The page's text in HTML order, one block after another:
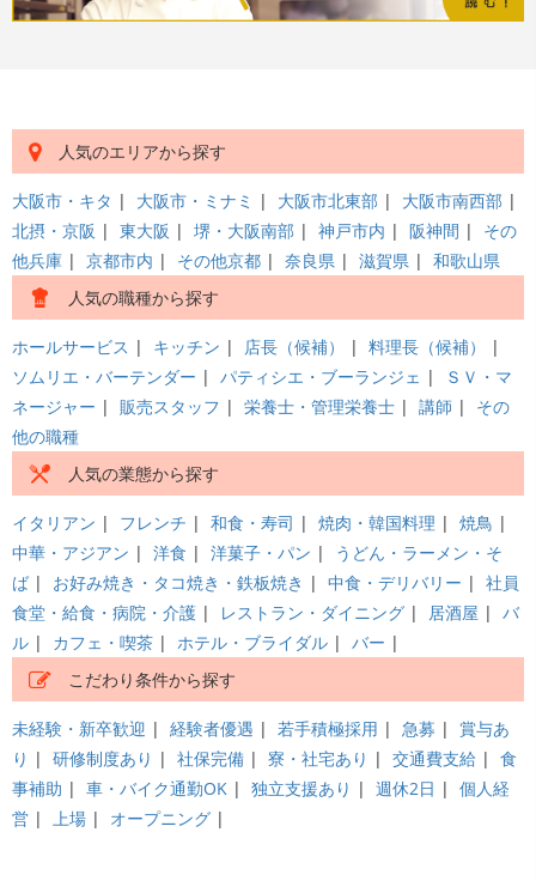
人気のエリアから探す
大阪市・キタ | 大阪市・ミナミ | 大阪市北東部 | 大阪市南西部 |
北摂・京阪 | 東大阪 | 堺・大阪南部 | 神戸市内 | 阪神間 | その
他兵庫 | 京都市内 | その他京都 | 奈良県 | 滋賀県 | 和歌山県
人気の職種から探す
ホールサービス | キッチン | 店長（候補） | 料理長（候補）
|
ソムリエ・バーテンダー | パティシエ・ブーランジェ |
ＳＶ・マ
ネージャー | 販売スタッフ | 栄養士・管理栄養士 | 講師 | その
他の職種
人気の業態から探す
イタリアン | フレンチ | 和食・寿司 | 焼肉・韓国料理 | 焼鳥 |
中華・アジアン | 洋食 | 洋菓子・パン |
うどん・ラーメン・そ
ば | お好み焼き・タコ焼き・鉄板焼き | 中食・デリバリー | 社員
食堂・給食・病院・介護 | レストラン・ダイニング | 居酒屋 | バ
ル | カフェ・喫茶 | ホテル・ブライダル | バー |
こだわり条件から探す
未経験・新卒歓迎 | 経験者優遇 | 若手積極採用 | 急募 | 賞与あ
り | 研修制度あり | 社保完備 | 寮・社宅あり | 交通費支給 | 食
事補助 | 車・バイク通勤OK | 独立支援あり | 週休2日 | 個人経
営 | 上場 | オープニング |